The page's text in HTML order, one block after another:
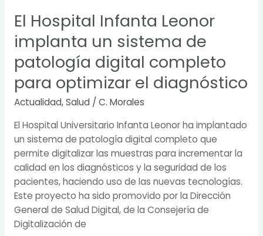
El Hospital Infanta Leonor
implanta un sistema de
patología digital completo
para optimizar el diagnóstico
Actualidad,Salud / C. Morales
El Hospital Universitario Infanta Leonor ha implantado
un sistema de patología digital completo que
permite digitalizar las muestras para incrementar la
calidad en los diagnósticos y la seguridad de los
pacientes, haciendo uso de las nuevas tecnologías.
Este proyecto ha sido promovido por la Dirección
General de Salud Digital, de la Consejería de
Digitalización de
optimizar
el
diagnóstico